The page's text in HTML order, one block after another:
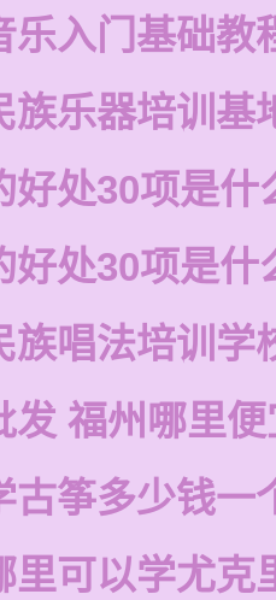
乐入门基础教
族乐器培训基
好处30项是什
好处30项是什
族唱法培训学
发 福州哪里
古筝多少钱一
里可以学尤克